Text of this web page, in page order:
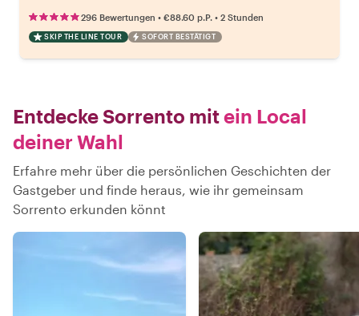
296 Bewertungen • €88.60 p.P. • 2 Stunden
SKIP THE LINE TOUR SOFORT BESTÄTIGT
Entdecke Sorrento mitein Local
deiner Wahl
Erfahre mehr über die persönlichen Geschichten der
Gastgeber und finde heraus, wie ihr gemeinsam
Sorrento erkunden könnt